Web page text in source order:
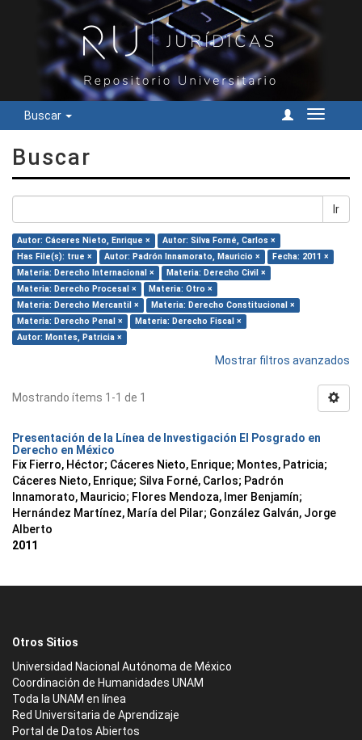
Buscar
Cambiar
Buscar
Ir
Autor: Cáceres Nieto, Enrique ×
Autor: Silva Forné, Carlos ×
Has File(s): true ×
Autor: Padrón Innamorato, Mauricio ×
Fecha: 2011 ×
Materia: Derecho Internacional ×
Materia: Derecho Civil ×
Materia: Derecho Procesal ×
Materia: Otro ×
Materia: Derecho Mercantil ×
Materia: Derecho Constitucional ×
Materia: Derecho Penal ×
Materia: Derecho Fiscal ×
Autor: Montes, Patricia ×
Mostrar filtros avanzados
Mostrando ítems 1-1 de 1
Presentación de la Línea de Investigación El Posgrado en
Derecho en México
Fix Fierro, Héctor; Cáceres Nieto, Enrique; Montes, Patricia;
Cáceres Nieto, Enrique; Silva Forné, Carlos; Padrón
Innamorato, Mauricio; Flores Mendoza, Imer Benjamín;
Hernández Martínez, María del Pilar; González Galván, Jorge
Alberto
2011
Otros Sitios
Universidad Nacional Autónoma de México
Coordinación de Humanidades UNAM
Toda la UNAM en línea
Red Universitaria de Aprendizaje
Portal de Datos Abiertos